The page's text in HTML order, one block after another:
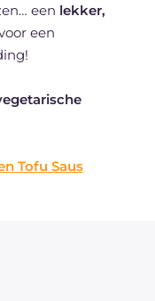
een lekker,
een
Tofu Saus